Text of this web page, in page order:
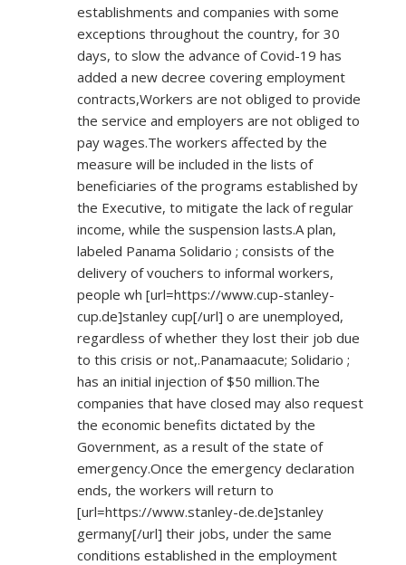
establishments and companies with some
exceptions throughout the country, for 30
days, to slow the advance of Covid-19 has
added a new decree covering employment
contracts,Workers are not obliged to provide
the service and employers are not obliged to
pay wages.The workers affected by the
measure will be included in the lists of
beneficiaries of the programs established by
the Executive, to mitigate the lack of regular
income, while the suspension lasts.A plan,
labeled Panama Solidario ; consists of the
delivery of vouchers to informal workers,
people wh [url=https://www.cup-stanley-
cup.de]stanley cup[/url] o are unemployed,
regardless of whether they lost their job due
to this crisis or not,.Panamaacute; Solidario ;
has an initial injection of $50 million.The
companies that have closed may also request
the economic benefits dictated by the
Government, as a result of the state of
emergency.Once the emergency declaration
ends, the workers will return to
[url=https://www.stanley-de.de]stanley
germany[/url] their jobs, under the same
conditions established in the employment